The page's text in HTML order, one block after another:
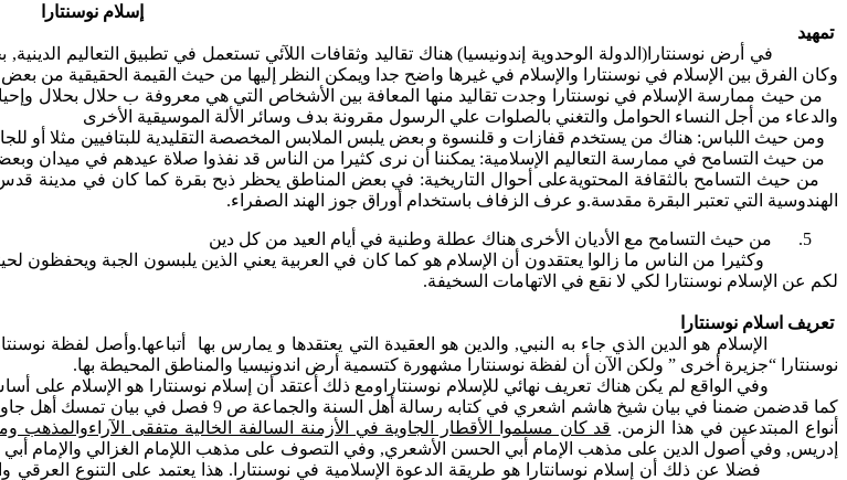
إسلام نوسنتارا
تمهيد
في أرض نوسنتارا(الدولة الوحدوية إندونيسيا)هناك تقاليد وثقافات اللآئي تستعمل في تطبيق التعاليم
وكان الفرق بين الإسلام في نوسنتارا والإسلام في غيرها واضح جدا ويمكن النظر إليها من حيث القيمة الحقيقية من
من حيث ممارسة الإسلام في نوسنتارا وجدت تقاليد منها المعافة بين الأشخاص التي هي معروفة ب حلال بحلال
والدعاء من أجل النساء الحوامل والتغني بالصلوات علي الرسول مقرونة بدف وسائر الألة الموسيقية الأخرى
ومن حيث اللباس: هناك من يستخدم قفازات و قلنسوة و بعض يلبس الملابس المخصصة التقليدية للبتافيين مثلا أو
من حيث التسامح في ممارسة التعاليم الإسلامية: يمكننا أن نرى كثيرا من الناس قد نفذوا صلاة عيدهم في ميدان وبعضهم قد نفذها في
من حيث التسامح بالثقافة المحتويةعلى أحوال التاريخية: في بعض المناطق يحظر ذبح بقرة كما كان في مدينة
الهندوسية التي تعتبر البقرة مقدسة.و عرف الزفاف باستخدام أوراق جوز الهند الصفراء.
5.
من حيث التسامح مع الأديان الأخرى هناك عطلة وطنية في أيام العيد من كل دين
وكثيرا من الناس ما زالوا يعتقدون أن الإسلام هو كما كان في العربية يعني الذين يلبسون الجبة ويحفظون
لكم عن الإسلام نوسنتارا لكي لا نقع في الاتهامات السخيفة.
تعريف اسلام نوسنتارا
الإسلام هو الدين الذي جاء به النبي, والدين هو العقيدة التي يعتقدها و يمارس بها أتباعها.وأصل لفظة
نوسنتارا “جزيرة أخرى ” ولكن الآن أن لفظة نوسنتارا مشهورة كتسمية أرض اندونيسيا والمناطق المحيطة بها.
وفي الواقع لم يكن هناك تعريف نهائي للإسلام نوسنتاراومع ذلك أعتقد أن إسلام نوسنتارا هو الإسلام
كما قدضمن ضمنا في بيان شيخ هاشم اشعري في
أنواع المبتدعين في هذا الزمن. قد كان مسلموا الأقطار الجاوية في الأزمنة السالفة الخالية متفقى الآراءوالمذهب
إدريس, وفي أصول الدين على مذهب الإمام أبي الحسن الأشعري, وفي التصوف على مذهب اللإمام الغزالي والإمام
فضلا عن ذلك أن إسلام نوسانتارا هو طريقة الدعوة الإسلامية في نوسنتارا. هذا يعتمد على التنوع العرقي